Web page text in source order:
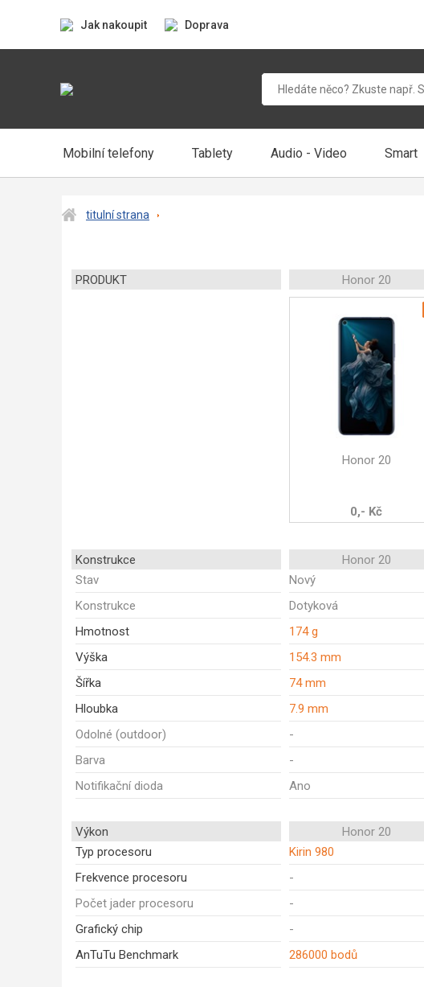
Jak nakoupit Doprava
Mobilní telefony Tablety Audio - Video Smart
titulní strana
PRODUKT Honor 20
Honor 20
0,- Kč
Konstrukce Honor 20
Stav
Nový
Konstrukce
Dotyková
Hmotnost
174 g
Výška
154.3 mm
Šířka
74 mm
Hloubka
7.9 mm
Odolné (outdoor)
-
Barva
-
Notifikační dioda
Ano
Výkon Honor 20
Typ procesoru
Kirin 980
Frekvence procesoru
-
Počet jader procesoru
-
Grafický chip
-
AnTuTu Benchmark
286000 bodů